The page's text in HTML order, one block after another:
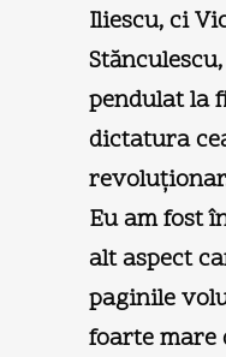
Iliescu, ci
pendulat la
dictatura
Eu am fost
alt aspect
paginile
foarte mare